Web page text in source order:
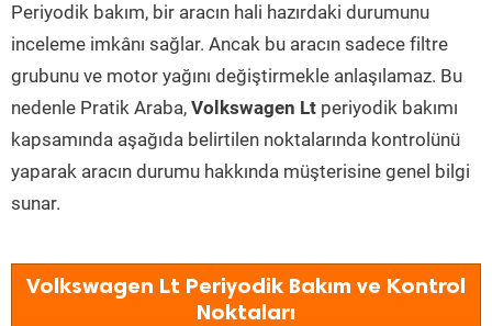
Periyodik bakım, bir aracın hali hazırdaki durumunu
inceleme imkânı sağlar. Ancak bu aracın sadece filtre
grubunu ve motor yağını değiştirmekle anlaşılamaz. Bu
nedenle Pratik Araba, Volkswagen Lt periyodik bakımı
kapsamında aşağıda belirtilen noktalarında kontrolünü
yaparak aracın durumu hakkında müşterisine genel bilgi
sunar.
Volkswagen Lt Periyodik Bakım ve Kontrol
Noktaları